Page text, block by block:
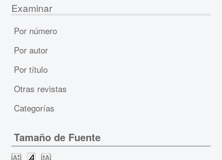
Examinar
Por número
Por autor
Por título
Otras revistas
Categorías
Tamaño de Fuente